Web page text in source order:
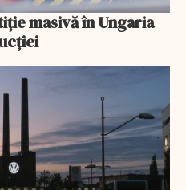
masivă în Ungaria